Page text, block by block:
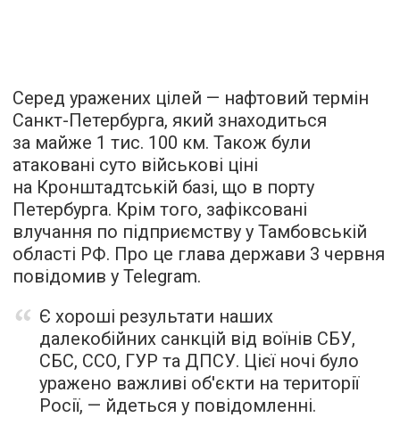
Серед уражених цілей — нафтовий термін
Санкт-Петербурга, який знаходиться
за майже 1 тис. 100 км. Також були
атаковані суто військові ціні
на Кронштадтській базі, що в порту
Петербурга. Крім того, зафіксовані
влучання по підприємству у Тамбовській
області РФ. Про це глава держави 3 червня
повідомив у Telegram.
Є хороші результати наших
далекобійних санкцій від воїнів СБУ,
СБС, ССО, ГУР та ДПСУ. Цієї ночі було
уражено важливі об'єкти на території
Росії, — йдеться у повідомленні.